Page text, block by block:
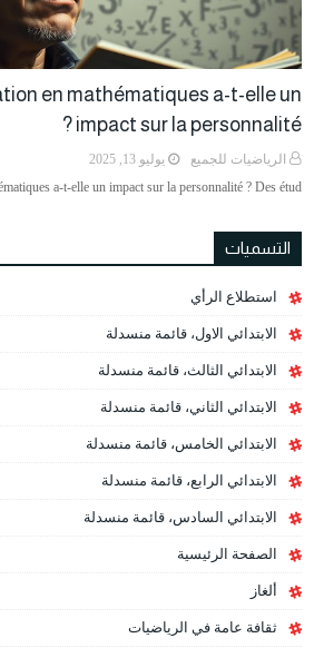
en mathématiques a-t-elle un
impact sur la personnalité ?
الرياضيات للجميع
يوليو 13, 2025
a-t-elle un impact sur la personnalité ? Des étud…
التسميات
استطلاع الرأي
الابتدائي الاول، قائمة منسدلة
الابتدائي الثالث، قائمة منسدلة
الابتدائي الثاني، قائمة منسدلة
الابتدائي الخامس، قائمة منسدلة
الابتدائي الرابع، قائمة منسدلة
الابتدائي السادس، قائمة منسدلة
الصفحة الرئيسية
ألغاز
ثقافة عامة في الرياضيات